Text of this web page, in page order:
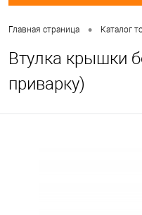
Главная страница • Каталог
Втулка крышки
приварку)